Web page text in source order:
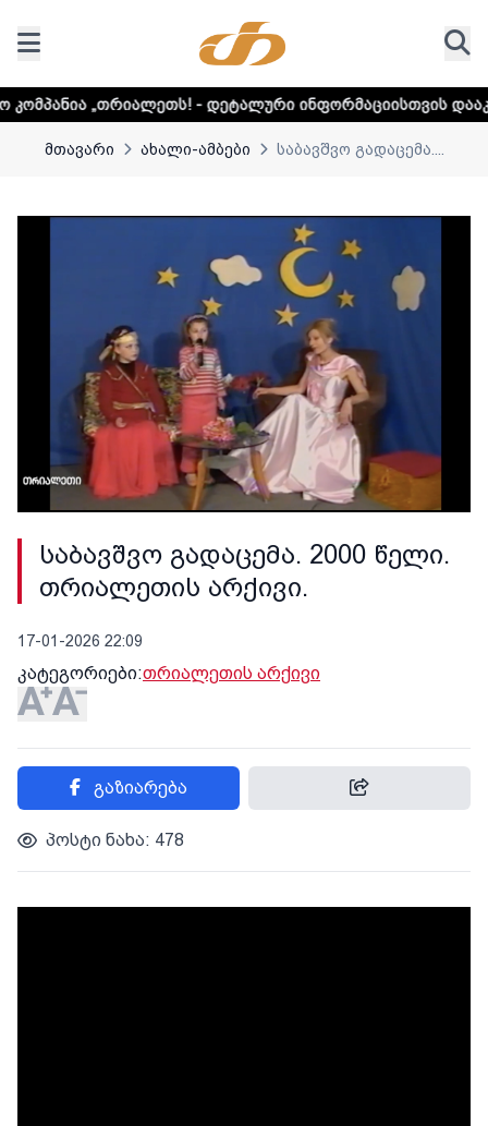
- დეტალური ინფორმაციისთვის დააკლიკეთ ლინკს
მთავარი ახალი-ამბები საბავშვო გადაცემა....
საბავშვო გადაცემა. 2000 წელი.
თრიალეთის არქივი.
17-01-2026 22:09
კატეგორიები:თრიალეთის არქივი
გაზიარება
პოსტი ნახა: 478